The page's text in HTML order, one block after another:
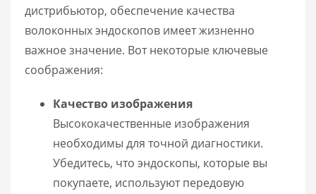
дистрибьютор, обеспечение качества
волоконных эндоскопов имеет жизненно
важное значение. Вот некоторые ключевые
соображения:
Качество изображения
Высококачественные изображения
необходимы для точной диагностики.
Убедитесь, что эндоскопы, которые вы
покупаете, используют передовую